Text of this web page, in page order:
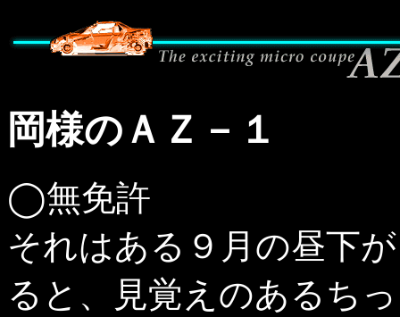
岡様のＡＺ－１
◯無免許
それはある９月の昼下
ると、見覚えのあるち